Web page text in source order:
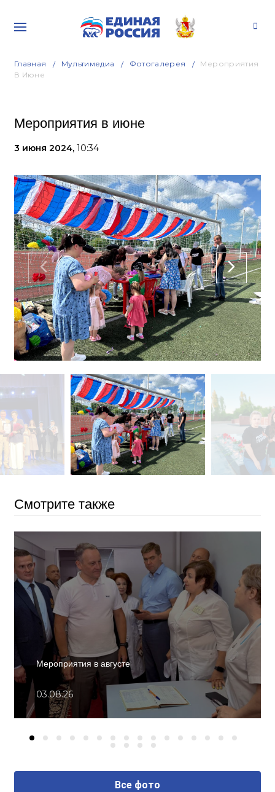
Главная Мультимедиа Фотогалерея
Мероприятия
В Июне
Мероприятия в июне
3 июня 2024, 10:34
Смотрите также
Мероприятия в августе
03.08.26
Все фото